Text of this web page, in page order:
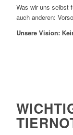
Was wir uns selbst
auch anderen:
Unsere Vision: